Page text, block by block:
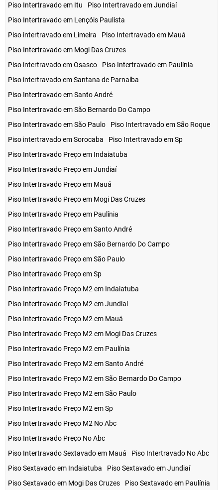
Piso Intertravado em Itu
Piso Intertravado em Jundiaí
Piso Intertravado em Lençóis Paulista
Piso intertravado em Limeira
Piso Intertravado em Mauá
Piso Intertravado em Mogi Das Cruzes
Piso intertravado em Osasco
Piso Intertravado em Paulínia
Piso intertravado em Santana de Parnaíba
Piso Intertravado em Santo André
Piso Intertravado em São Bernardo Do Campo
Piso Intertravado em São Paulo
Piso Intertravado em São Roque
Piso intertravado em Sorocaba
Piso Intertravado em Sp
Piso Intertravado Preço em Indaiatuba
Piso Intertravado Preço em Jundiaí
Piso Intertravado Preço em Mauá
Piso Intertravado Preço em Mogi Das Cruzes
Piso Intertravado Preço em Paulínia
Piso Intertravado Preço em Santo André
Piso Intertravado Preço em São Bernardo Do Campo
Piso Intertravado Preço em São Paulo
Piso Intertravado Preço em Sp
Piso Intertravado Preço M2 em Indaiatuba
Piso Intertravado Preço M2 em Jundiaí
Piso Intertravado Preço M2 em Mauá
Piso Intertravado Preço M2 em Mogi Das Cruzes
Piso Intertravado Preço M2 em Paulínia
Piso Intertravado Preço M2 em Santo André
Piso Intertravado Preço M2 em São Bernardo Do Campo
Piso Intertravado Preço M2 em São Paulo
Piso Intertravado Preço M2 em Sp
Piso Intertravado Preço M2 No Abc
Piso Intertravado Preço No Abc
Piso Intertravado Sextavado em Mauá
Piso Intertravado No Abc
Piso Sextavado em Indaiatuba
Piso Sextavado em Jundiaí
Piso Sextavado em Mogi Das Cruzes
Piso Sextavado em Paulínia